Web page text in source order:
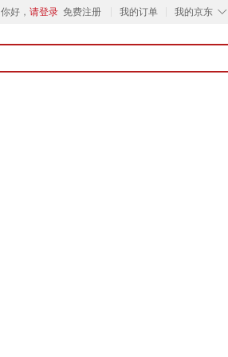
你好， 请登录 免费注册 我的订单 ◇
我的京东